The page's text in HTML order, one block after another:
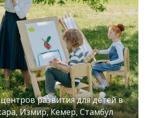
развития для детей в
Измир, Кемер, Стамбул